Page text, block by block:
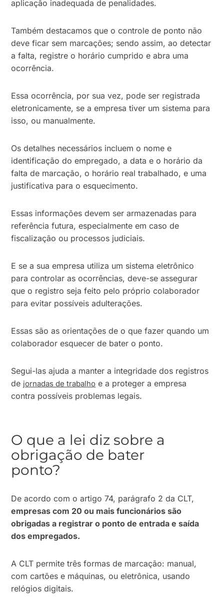
aplicação inadequada de penalidades.
Também destacamos que o controle de ponto não
deve ficar sem marcações; sendo assim, ao detectar
a falta, registre o horário cumprido e abra uma
ocorrência.
Essa ocorrência, por sua vez, pode ser registrada
eletronicamente, se a empresa tiver um sistema para
isso, ou manualmente.
Os detalhes necessários incluem o nome e
identificação do empregado, a data e o horário da
falta de marcação, o horário real trabalhado, e uma
justificativa para o esquecimento.
Essas informações devem ser armazenadas para
referência futura, especialmente em caso de
fiscalização ou processos judiciais.
E se a sua empresa utiliza um sistema eletrônico
para controlar as ocorrências, deve-se assegurar
que o registro seja feito pelo próprio colaborador
para evitar possíveis adulterações.
Essas são as orientações de o que fazer quando um
colaborador esquecer de bater o ponto.
Segui-las ajuda a manter a integridade dos registros
de jornadas de trabalho e a proteger a empresa
contra possíveis problemas legais.
O que a lei diz sobre a
obrigação de bater
ponto?
De acordo com o artigo 74, parágrafo 2 da CLT,
empresas com 20 ou mais funcionários são
obrigadas a registrar o ponto de entrada e saída
dos empregados.
A CLT permite três formas de marcação: manual,
com cartões e máquinas, ou eletrônica, usando
relógios digitais.